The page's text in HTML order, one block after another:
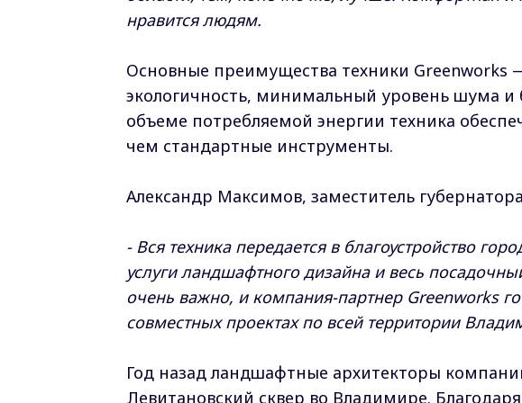
нравится людям.
Основные преимущества техники Greenworks
экологичность, минимальный уровень шума
объеме потребляемой энергии техника
чем стандартные инструменты.
Александр Максимов, заместитель
- Вся техника передается в благоустройство
услуги ландшафтного дизайна и весь
очень важно, и компания-партнер Greenworks
совместных проектах по всей территории
Год назад ландшафтные архитекторы
Левитановский сквер во Владимире.